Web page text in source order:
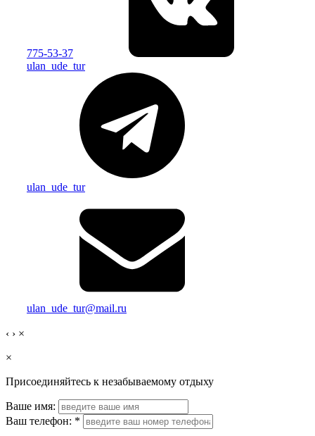
775-53-37
ulan_ude_tur
ulan_ude_tur
ulan_ude_tur@mail.ru
‹ › ×
×
Присоединяйтесь к незабываемому отдыху
Ваше имя:
Ваш телефон: *